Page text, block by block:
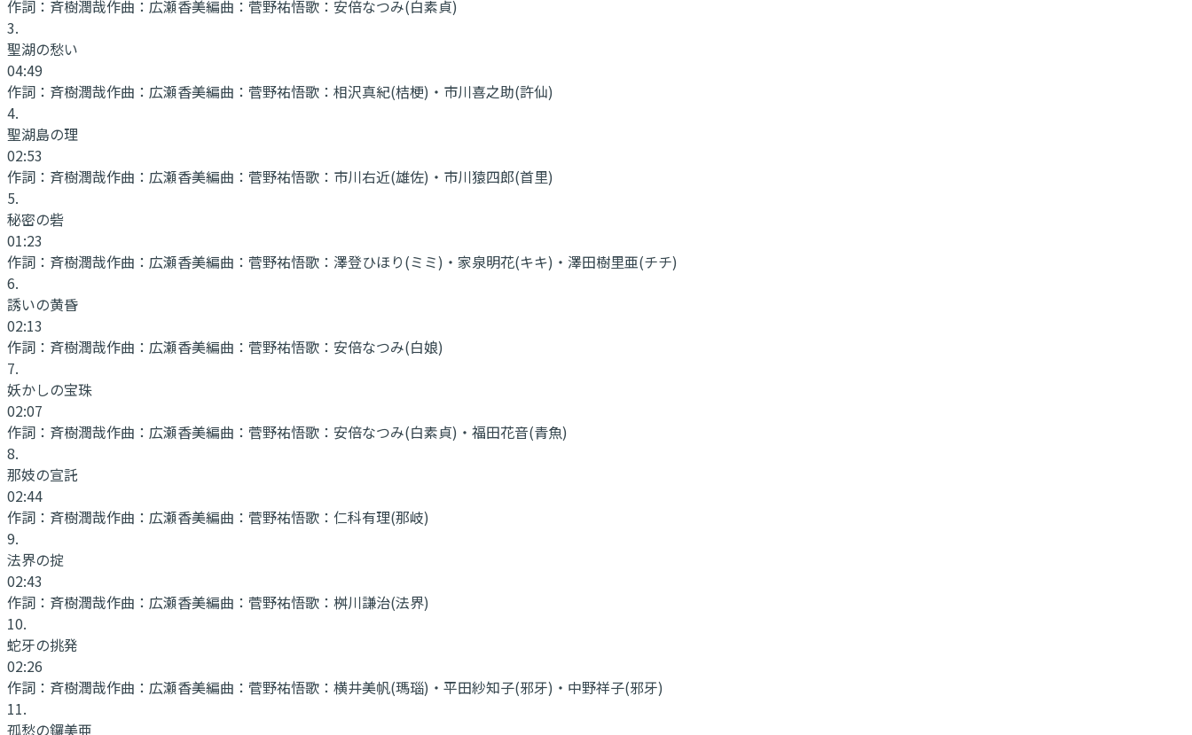
作詞： 斉樹潤哉作曲： 広瀬香美編曲： 菅野祐悟歌： 安倍なつみ(白素貞)
3.
聖湖の愁い
04:49
作詞： 斉樹潤哉作曲： 広瀬香美編曲： 菅野祐悟歌： 相沢真紀(桔梗)・市川喜之助(許仙)
4.
聖湖島の理
02:53
作詞： 斉樹潤哉作曲： 広瀬香美編曲： 菅野祐悟歌： 市川右近(雄佐)・市川猿四郎(首里)
5.
秘密の砦
01:23
作詞： 斉樹潤哉作曲： 広瀬香美編曲： 菅野祐悟歌： 澤登ひほり(ミミ)・家泉明花(キキ)・澤田樹里亜(チチ)
6.
誘いの黄昏
02:13
作詞： 斉樹潤哉作曲： 広瀬香美編曲： 菅野祐悟歌： 安倍なつみ(白娘)
7.
妖かしの宝珠
02:07
作詞： 斉樹潤哉作曲： 広瀬香美編曲： 菅野祐悟歌： 安倍なつみ(白素貞)・福田花音(青魚)
8.
那妓の宣託
02:44
作詞： 斉樹潤哉作曲： 広瀬香美編曲： 菅野祐悟歌： 仁科有理(那岐)
9.
法界の掟
02:43
作詞： 斉樹潤哉作曲： 広瀬香美編曲： 菅野祐悟歌： 桝川謙治(法界)
10.
蛇牙の挑発
02:26
作詞： 斉樹潤哉作曲： 広瀬香美編曲： 菅野祐悟歌： 横井美帆(瑪瑙)・平田紗知子(邪牙)・中野祥子(邪牙)
11.
孤愁の鑼美亜